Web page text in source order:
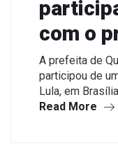
com o
A prefeita de
participou de
Lula, em
Read More